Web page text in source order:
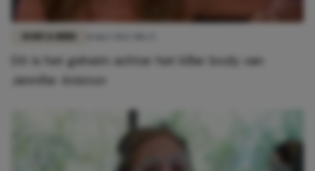
BODY & MIND
Dit is het geheim achter het killer body van
Jennifer Aniston